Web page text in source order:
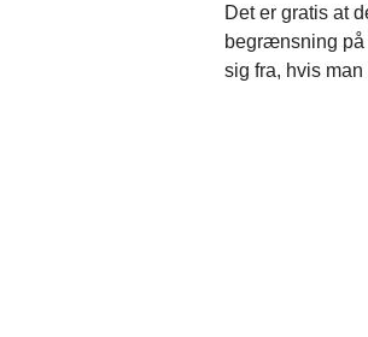
Det er gratis at
begrænsning på
sig fra, hvis